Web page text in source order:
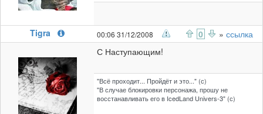
Tigra 00:06 31/12/2008 0 » ссылка
С Наступающим!
"Всё проходит... Пройдёт и это..." (с)
"В случае блокировки персонажа, прошу не
восстанавливать его в IcedLand Univers-3" (с)